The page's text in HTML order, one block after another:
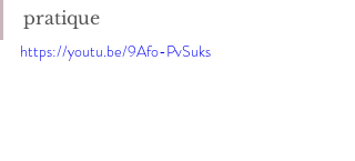
pratique
https://youtu.be/9Afo-PvSuks